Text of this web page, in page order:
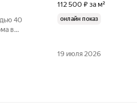
40
в
112 500 ₽ за м²
онлайн показ
19 июля 2026